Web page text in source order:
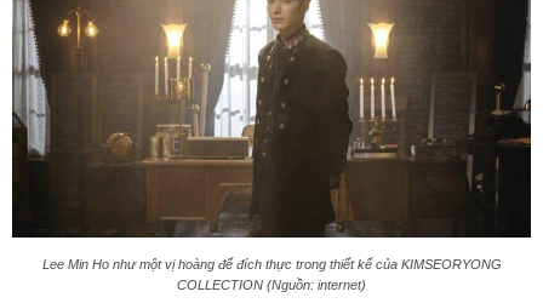
Lee Min Ho như một vị hoàng đế đích thực trong thiết kế của KIMSEORYONG
COLLECTION (Nguồn: internet)